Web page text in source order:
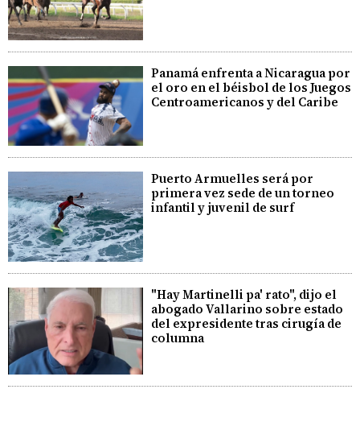
Panamá enfrenta a Nicaragua por
el oro en el béisbol de los Juegos
Centroamericanos y del Caribe
Puerto Armuelles será por
primera vez sede de un torneo
infantil y juvenil de surf
"Hay Martinelli pa' rato", dijo el
abogado Vallarino sobre estado
del expresidente tras cirugía de
columna